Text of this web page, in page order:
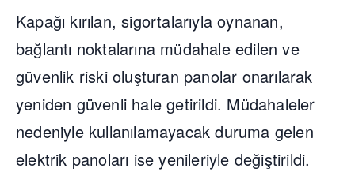
Kapağı kırılan, sigortalarıyla oynanan,
bağlantı noktalarına müdahale edilen ve
güvenlik riski oluşturan panolar onarılarak
yeniden güvenli hale getirildi. Müdahaleler
nedeniyle kullanılamayacak duruma gelen
elektrik panoları ise yenileriyle değiştirildi.